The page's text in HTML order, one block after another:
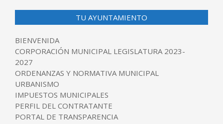
TU AYUNTAMIENTO
BIENVENIDA
CORPORACIÓN MUNICIPAL LEGISLATURA 2023-
2027
ORDENANZAS Y NORMATIVA MUNICIPAL
URBANISMO
IMPUESTOS MUNICIPALES
PERFIL DEL CONTRATANTE
PORTAL DE TRANSPARENCIA